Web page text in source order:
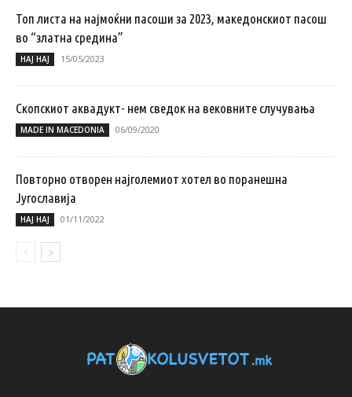
Топ листа на најмоќни пасоши за 2023, македонскиот пасош
во “златна средина”
НАЈ НАЈ 15/05/2023
Скопскиот аквадукт- нем сведок на вековните случувања
MADE IN MACEDONIA 06/09/2020
Повторно отворен најголемиот хотел во поранешна
Југославија
НАЈ НАЈ 01/11/2022